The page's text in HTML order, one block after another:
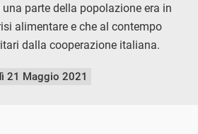
parte della popolazione era in
alimentare e che al contempo
dalla cooperazione italiana.
21 Maggio 2021